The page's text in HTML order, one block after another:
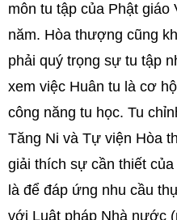
môn tu tập của Phật giáo
năm. Hòa thượng cũng
phải quý trọng sự tu tập
xem việc Huân tu là cơ
công năng tu học. Tu
Tăng Ni và Tự viện Hòa
giải thích sự cần thiết
là để đáp ứng nhu cầu
với Luật pháp Nhà nước